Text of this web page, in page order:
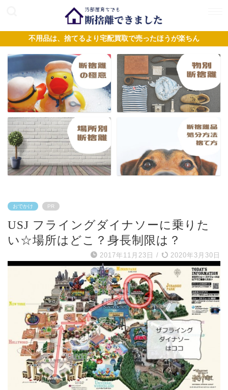
不用品は、捨てるより宅配買取で売ったほうが楽ちん
おでかけ PR
USJ フライングダイナソーに乗りた
い☆場所はどこ？身長制限は？
2017年11月23日 / 2020年3月30日